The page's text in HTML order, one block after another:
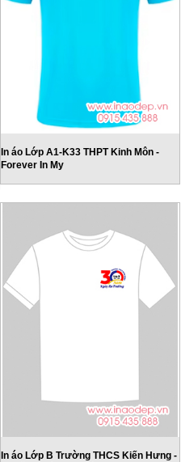
In áo Lớp A1-K33 THPT Kinh Môn -
Forever In My
In áo Lớp B Trường THCS Kiến Hưng -